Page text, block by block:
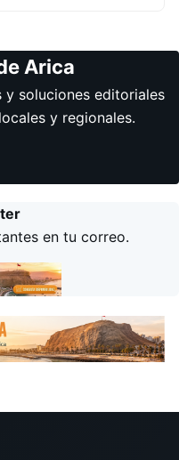
Arica
y soluciones editoriales
y regionales.
en tu correo.